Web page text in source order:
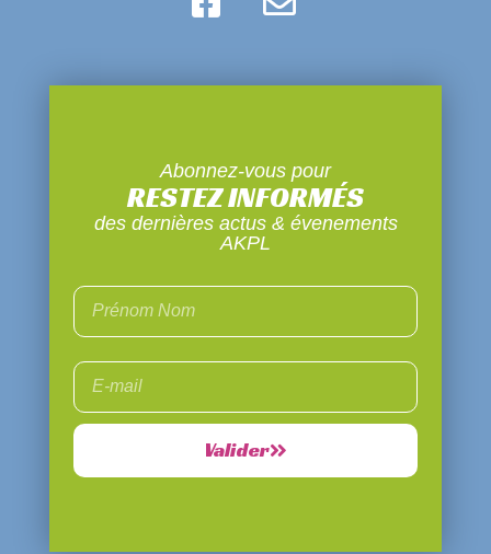
Abonnez-vous pour
RESTEZ INFORMÉS
des dernières actus & évenements
AKPL
Valider